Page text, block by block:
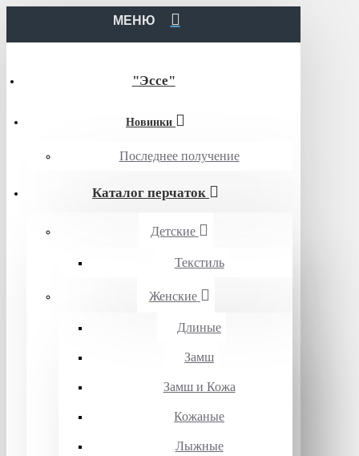
МЕНЮ
"Эссе"
Новинки
Последнее получение
Каталог перчаток
Детские
Текстиль
Женские
Длиные
Замш
Замш и Кожа
Кожаные
Лыжные